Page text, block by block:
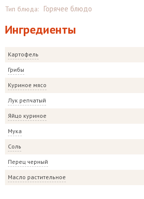
Ингредиенты
Картофель
Грибы
Куриное мясо
Лук репчатый
Яйцо куриное
Мука
Соль
Перец черный
Масло растительное
Тип блюда: Горячее блюдо